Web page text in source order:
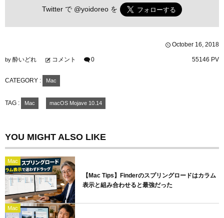
Twitter で @yoidoreo を
October 16, 2018
by 酔いどれ コメント 0 55146 PV
CATEGORY : Mac
TAG : Mac macOS Mojave 10.14
YOU MIGHT ALSO LIKE
Mac
【Mac Tips】Finderのスプリングロードはカラム
表示と組み合わせると最強だった
Mac